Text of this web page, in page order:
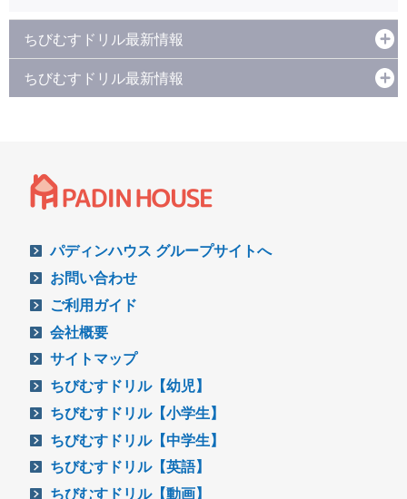
ちびむすドリル最新情報
ちびむすドリル最新情報
パディンハウス グループサイトへ
お問い合わせ
ご利用ガイド
会社概要
サイトマップ
ちびむすドリル【幼児】
ちびむすドリル【小学生】
ちびむすドリル【中学生】
ちびむすドリル【英語】
ちびむすドリル【動画】